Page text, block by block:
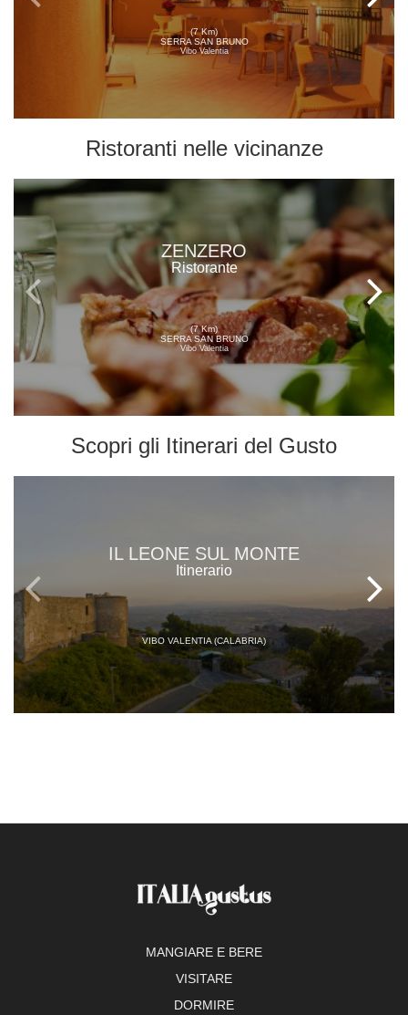
(7 Km)
SERRA SAN BRUNO
Vibo Valentia
Ristoranti nelle vicinanze
ZENZERO
Ristorante
(7 Km)
SERRA SAN BRUNO
Vibo Valentia
Scopri gli Itinerari del Gusto
IL LEONE SUL MONTE
Itinerario
VIBO VALENTIA (CALABRIA)
MANGIARE E BERE
VISITARE
DORMIRE